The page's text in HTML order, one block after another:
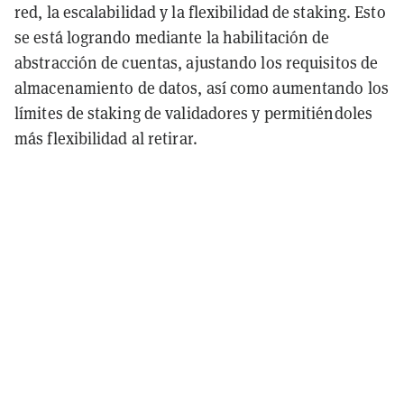
red, la escalabilidad y la flexibilidad de staking. Esto
se está logrando mediante la habilitación de
abstracción de cuentas, ajustando los requisitos de
almacenamiento de datos, así como aumentando los
límites de staking de validadores y permitiéndoles
más flexibilidad al retirar.